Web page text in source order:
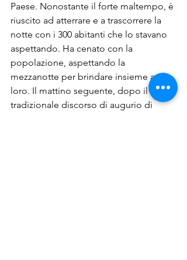
Paese. Nonostante il forte maltempo, è
riuscito ad atterrare e a trascorrere la
notte con i 300 abitanti che lo stavano
aspettando. Ha cenato con la
popolazione, aspettando la
mezzanotte per brindare insieme a
loro. Il mattino seguente, dopo il
tradizionale discorso di augurio di